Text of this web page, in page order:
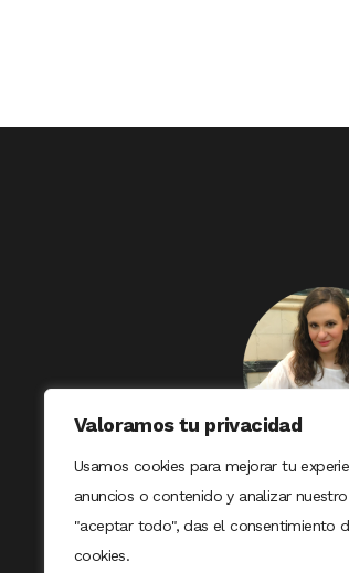
Valoramos tu privacidad
Usamos cookies para mejorar tu
anuncios o contenido y analizar
"aceptar todo", das el consentimiento
cookies.